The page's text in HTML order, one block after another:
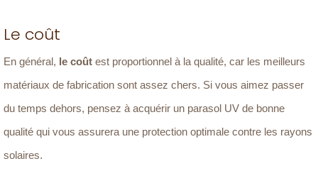
Le coût
En général, le coût est proportionnel à la qualité, car les meilleurs
matériaux de fabrication sont assez chers. Si vous aimez passer
du temps dehors, pensez à acquérir un parasol UV de bonne
qualité qui vous assurera une protection optimale contre les rayons
solaires.